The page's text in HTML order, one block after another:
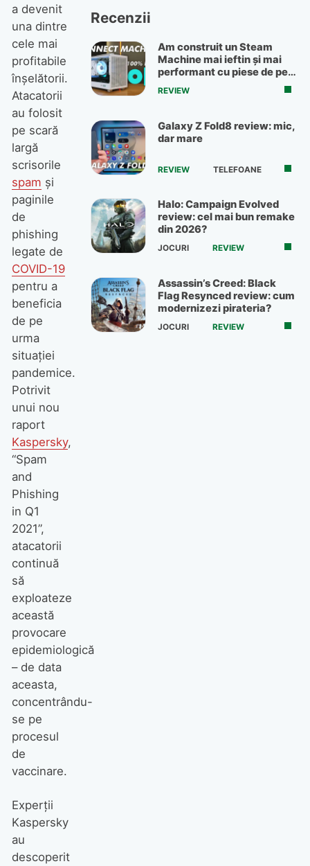
a devenit
una dintre
cele mai
profitabile
înșelătorii.
Atacatorii
au folosit
pe scară
largă
scrisorile
spam și
paginile
de
phishing
legate de
COVID-19
pentru a
beneficia
de pe
urma
situației
pandemice.
Potrivit
unui nou
raport
Kaspersky,
“Spam
and
Phishing
in Q1
2021”,
atacatorii
continuă
să
exploateze
această
provocare
epidemiologică
– de data
aceasta,
concentrându-
se pe
procesul
de
vaccinare.
Experții
Kaspersky
au
descoperit
Recenzii
Am construit un Steam
Machine mai ieftin și mai
performant cu piese de pe
OLX
REVIEW
Galaxy Z Fold8 review: mic,
dar mare
REVIEW TELEFOANE
Halo: Campaign Evolved
review: cel mai bun remake
din 2026?
JOCURI REVIEW
Assassin’s Creed: Black
Flag Resynced review: cum
modernizezi pirateria?
JOCURI REVIEW